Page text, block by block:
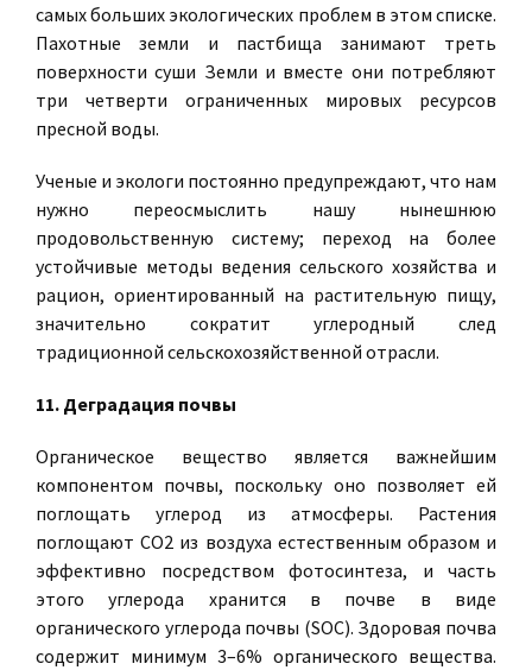
самых больших экологических проблем в этом списке.
Пахотные земли и пастбища занимают треть
поверхности суши Земли и вместе они потребляют
три четверти ограниченных мировых ресурсов
пресной воды.
Ученые и экологи постоянно предупреждают, что нам
нужно переосмыслить нашу нынешнюю
продовольственную систему; переход на более
устойчивые методы ведения сельского хозяйства и
рацион, ориентированный на растительную пищу,
значительно сократит углеродный след
традиционной сельскохозяйственной отрасли.
11. Деградация почвы
Органическое вещество является важнейшим
компонентом почвы, поскольку оно позволяет ей
поглощать углерод из атмосферы. Растения
поглощают CO2 из воздуха естественным образом и
эффективно посредством фотосинтеза, и часть
этого углерода хранится в почве в виде
органического углерода почвы (SOC). Здоровая почва
содержит минимум 3–6% органического вещества.